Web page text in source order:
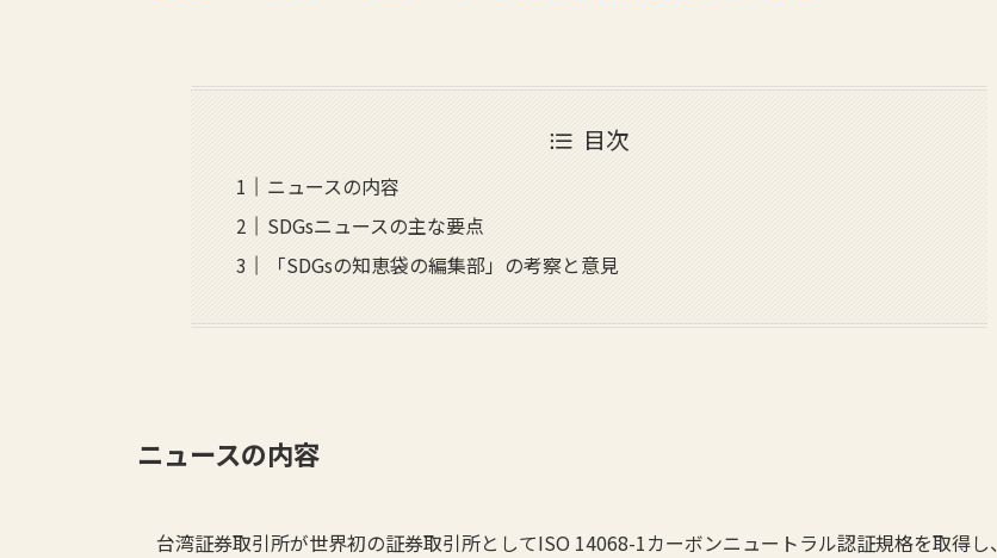
目次
ニュースの内容
SDGsニュースの主な要点
「SDGsの知恵袋の編集部」の考察と意見
ニュースの内容
台湾証券取引所が世界初の証券取引所としてISO 14068-1カーボンニュートラル認証規格を取得し、